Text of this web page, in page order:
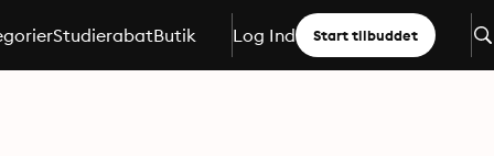
StudierabatButik Log Ind Start tilbuddet